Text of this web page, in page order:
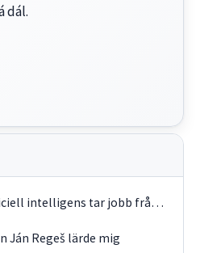
dál.
Vad ska vi göra när artificiell intelligens tar jobb från programmerare nästa år?
Ján Regeš lärde mig